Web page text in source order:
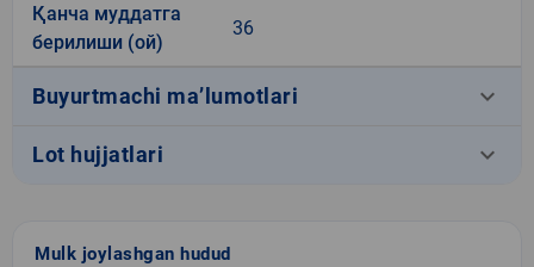
Қанча муддатга
берилиши (ой)
36
Buyurtmachi ma’lumotlari keyboard_arrow_down
Lot hujjatlari keyboard_arrow_down
Mulk joylashgan hudud